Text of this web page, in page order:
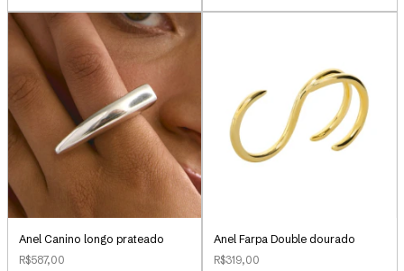
Anel Canino longo prateado
R$587,00
Anel Farpa Double dourado
R$319,00